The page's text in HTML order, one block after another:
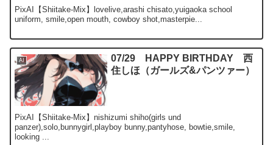
PixAI【Shiitake-Mix】lovelive,arashi chisato,yuigaoka school
uniform, smile,open mouth, cowboy shot,masterpie...
AI
07/29 HAPPY BIRTHDAY 西
住しほ（ガールズ&パンツァー）
PixAI【Shiitake-Mix】nishizumi shiho(girls und
panzer),solo,bunnygirl,playboy bunny,pantyhose, bowtie,smile,
looking ...